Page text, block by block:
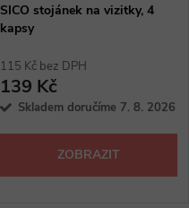
SICO stojánek na vizitky, 4
kapsy
115 Kč bez DPH
139 Kč
Skladem doručíme 7. 8. 2026
ZOBRAZIT